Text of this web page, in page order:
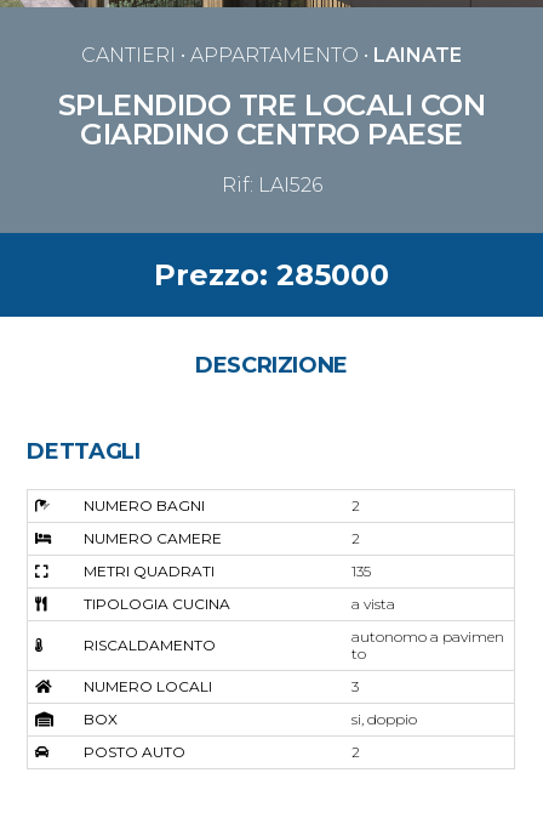
CANTIERI • APPARTAMENTO • LAINATE
SPLENDIDO TRE LOCALI CON
GIARDINO CENTRO PAESE
Rif: LAI526
Prezzo: 285000
DESCRIZIONE
DETTAGLI
NUMERO BAGNI
2
NUMERO CAMERE
2
METRI QUADRATI
135
TIPOLOGIA CUCINA
a vista
RISCALDAMENTO
autonomo a pavimen
to
NUMERO LOCALI
3
BOX
si, doppio
POSTO AUTO
2